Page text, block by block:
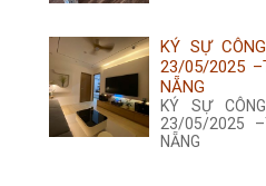
KÝ SỰ
23/05/2025
NẴNG
KÝ SỰ
23/05/2025
NẴNG